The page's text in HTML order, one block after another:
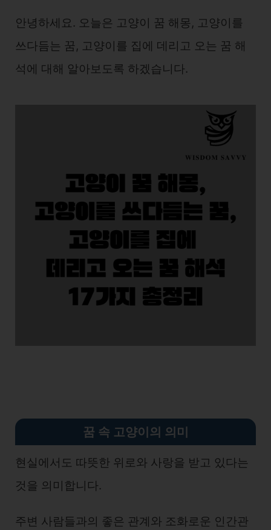
안녕하세요. 오늘은 고양이 꿈 해몽, 고양이를
쓰다듬는 꿈, 고양이를 집에 데리고 오는 꿈 해
석에 대해 알아보도록 하겠습니다.
꿈 속 고양이의 의미
현실에서도 따뜻한 위로와 사랑을 받고 있다는
것을 의미합니다.
주변 사람들과의 좋은 관계와 조화로운 인간관